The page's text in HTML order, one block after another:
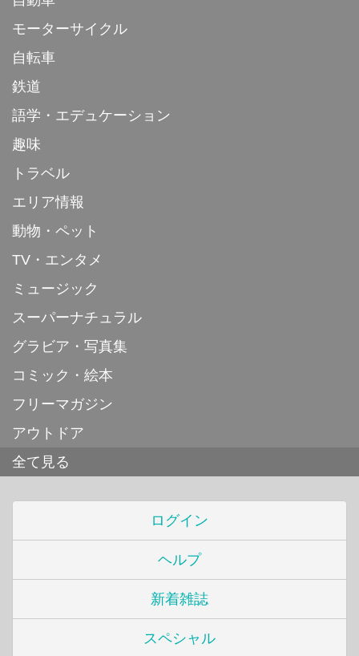
モーターサイクル
自転車
鉄道
語学・エデュケーション
趣味
トラベル
エリア情報
動物・ペット
TV・エンタメ
ミュージック
スーパーナチュラル
グラビア・写真集
コミック・絵本
フリーマガジン
アウトドア
全て見る
ログイン
ヘルプ
新着雑誌
スペシャル